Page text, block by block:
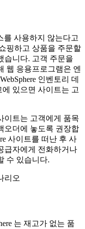
를 사용하지 않는다고
핑하고 상품을 주문할
습니다. 고객 주문을
웹 응용프로그램은 엔
인벤토리 데
있으면 사이트는 고
이트는 고객에게 품목
오더에 놓도록 권장합
사이트를 떠난 후 사
급자에게 전화하거나
수 있습니다.
는 재고가 없는 품